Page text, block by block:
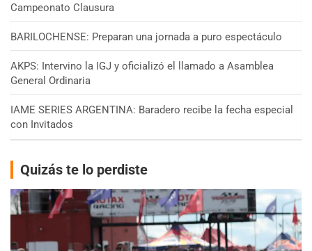
Campeonato Clausura
BARILOCHENSE: Preparan una jornada a puro espectáculo
AKPS: Intervino la IGJ y oficializó el llamado a Asamblea
General Ordinaria
IAME SERIES ARGENTINA: Baradero recibe la fecha especial
con Invitados
Quizás te lo perdiste